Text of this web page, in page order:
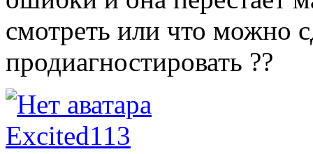
смотреть или что можно
продиагностировать ??
Excited113